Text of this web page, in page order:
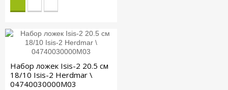
Набор ложек Isis-2 20.5 см
18/10 Isis-2 Herdmar \
04740030000M03